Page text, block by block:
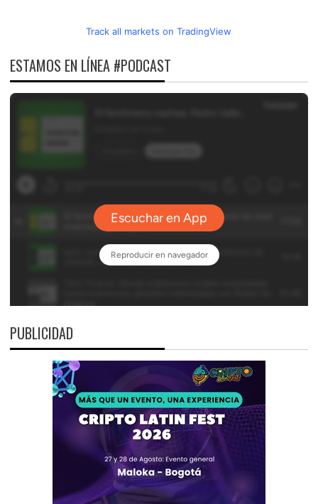
Track all markets on TradingView
ESTAMOS EN LÍNEA #PODCAST
PUBLICIDAD